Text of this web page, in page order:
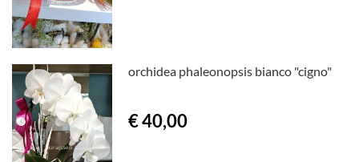
orchidea phaleonopsis bianco "cigno"
€ 40,00